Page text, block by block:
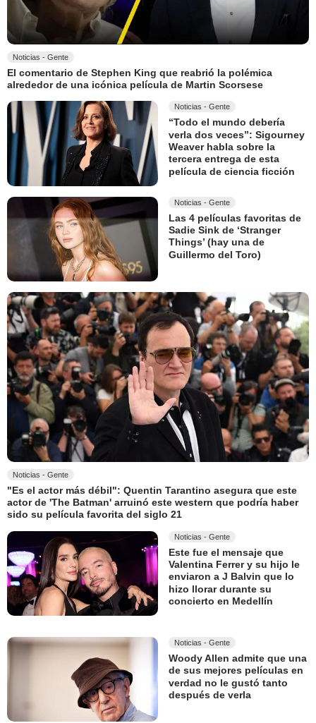
Noticias - Gente
El comentario de Stephen King que reabrió la polémica
alrededor de una icónica película de Martin Scorsese
Noticias - Gente
“Todo el mundo debería
verla dos veces”: Sigourney
Weaver habla sobre la
tercera entrega de esta
película de ciencia ficción
Noticias - Gente
Las 4 películas favoritas de
Sadie Sink de ‘Stranger
Things’ (hay una de
Guillermo del Toro)
Noticias - Gente
"Es el actor más débil": Quentin Tarantino asegura que este
actor de 'The Batman' arruinó este western que podría haber
sido su película favorita del siglo 21
Noticias - Gente
Este fue el mensaje que
Valentina Ferrer y su hijo le
enviaron a J Balvin que lo
hizo llorar durante su
concierto en Medellín
Noticias - Gente
Woody Allen admite que una
de sus mejores películas en
verdad no le gustó tanto
después de verla